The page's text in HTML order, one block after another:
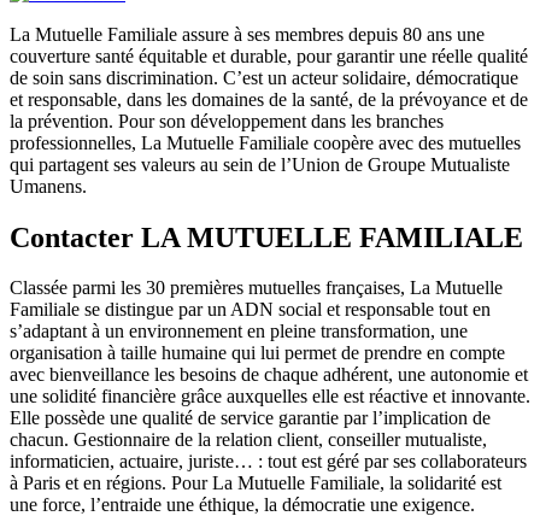
La Mutuelle Familiale assure à ses membres depuis 80 ans une
couverture santé équitable et durable, pour garantir une réelle qualité
de soin sans discrimination. C’est un acteur solidaire, démocratique
et responsable, dans les domaines de la santé, de la prévoyance et de
la prévention. Pour son développement dans les branches
professionnelles, La Mutuelle Familiale coopère avec des mutuelles
qui partagent ses valeurs au sein de l’Union de Groupe Mutualiste
Umanens.
Contacter LA MUTUELLE FAMILIALE
Classée parmi les 30 premières mutuelles françaises, La Mutuelle
Familiale se distingue par un ADN social et responsable tout en
s’adaptant à un environnement en pleine transformation, une
organisation à taille humaine qui lui permet de prendre en compte
avec bienveillance les besoins de chaque adhérent, une autonomie et
une solidité financière grâce auxquelles elle est réactive et innovante.
Elle possède une qualité de service garantie par l’implication de
chacun. Gestionnaire de la relation client, conseiller mutualiste,
informaticien, actuaire, juriste… : tout est géré par ses collaborateurs
à Paris et en régions. Pour La Mutuelle Familiale, la solidarité est
une force, l’entraide une éthique, la démocratie une exigence.